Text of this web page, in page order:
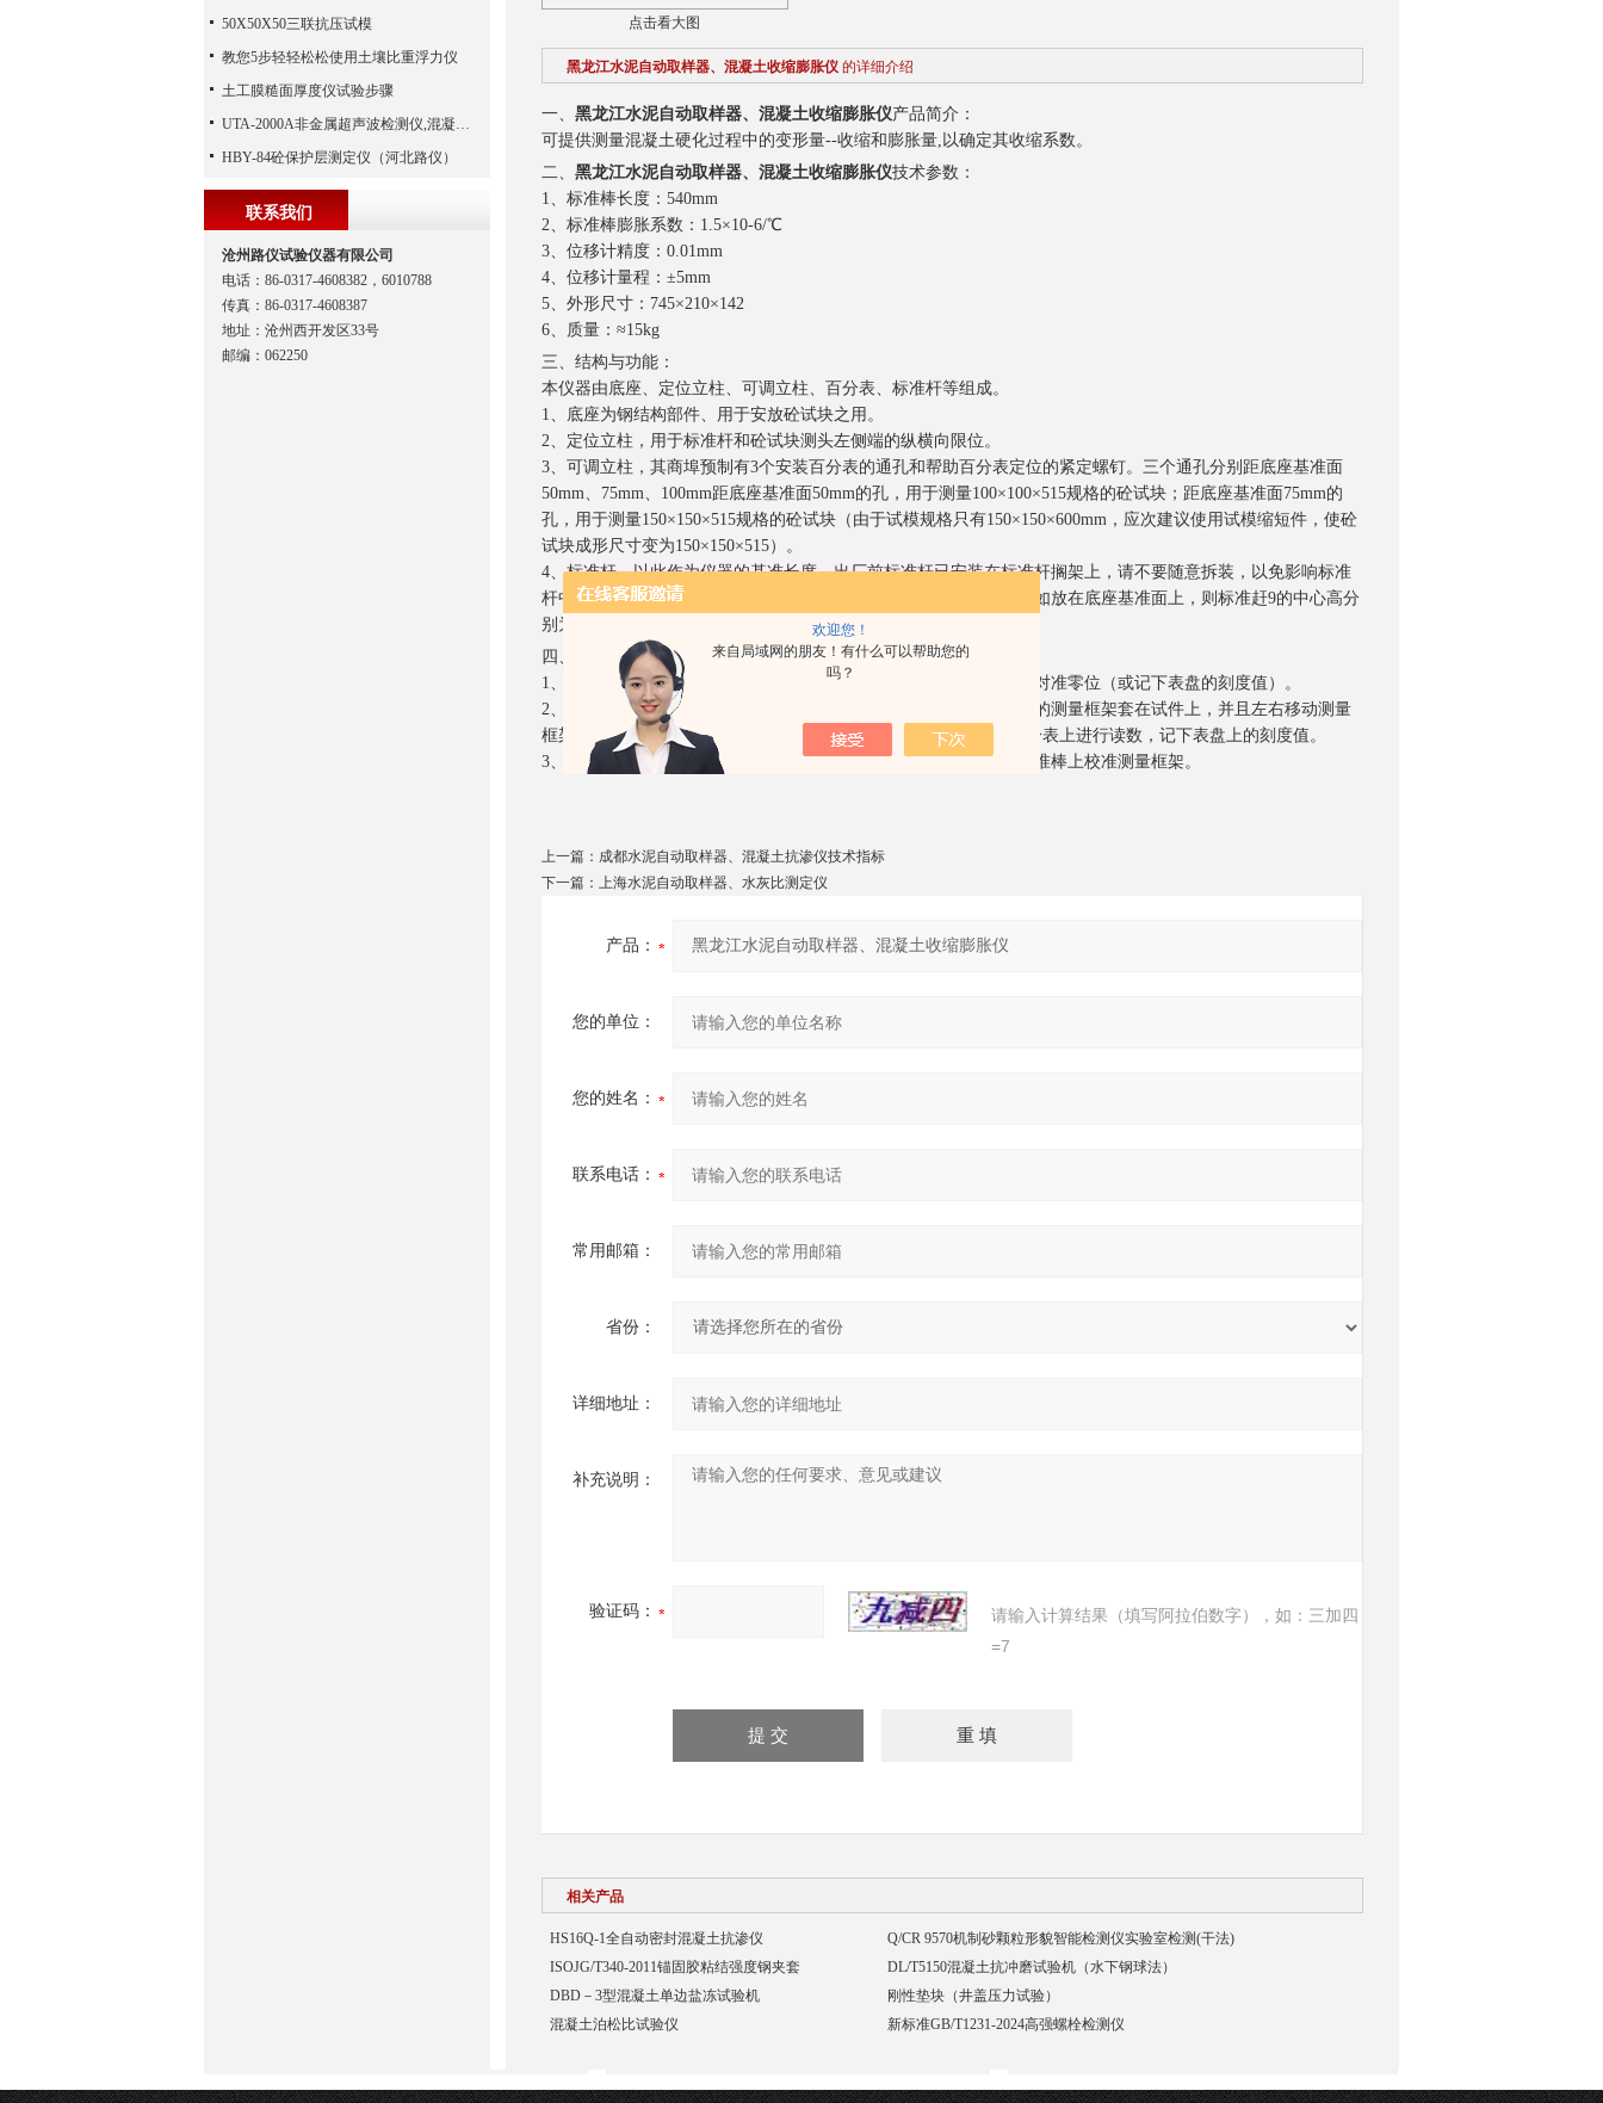
欢迎您！
来自局域网的朋友！有什么可以帮助您的
吗？
点击看大图
黑龙江水泥自动取样器、混凝土收缩膨胀仪 的详细介绍
一、 黑龙江水泥自动取样器、混凝土收缩膨胀仪产品简介：
可提供测量混凝土硬化过程中的变形量--收缩和膨胀量,以确定其收缩系数。
二、 黑龙江水泥自动取样器、混凝土收缩膨胀仪技术参数：
1、标准棒长度：540mm
2、标准棒膨胀系数：1.5×10-6/℃
3、位移计精度：0.01mm
4、位移计量程：±5mm
5、外形尺寸：745×210×142
6、质量：≈15kg
三、 结构与功能：
本仪器由底座、定位立柱、可调立柱、百分表、标准杆等组成。
1、底座为钢结构部件、用于安放砼试块之用。
2、定位立柱，用于标准杆和砼试块测头左侧端的纵横向限位。
3、可调立柱，其商埠预制有3个安装百分表的通孔和帮助百分表定位的紧定螺钉。三个通孔分别距底座基准面
50mm、75mm、100mm距底座基准面50mm的孔，用于测量100×100×515规格的砼试块；距底座基准面75mm的
孔，用于测量150×150×515规格的砼试块（由于试模规格只有150×150×600mm，应次建议使用试模缩短件，使砼
试块成形尺寸变为150×150×515）。
4、标准杆，以此作为仪器的基准长度。出厂前标准杆已安装在标准杆搁架上，请不要随意拆装，以免影响标准
杆中心高度的准确性。标准杆各侧面的50、75、100字样，表示该处如放在底座基准面上，则标准赶9的中心高分
别为50mm、75mm、100mm。
四、
操作规程：
1、测定试件变形量前，必须先在标准棒上校准测量框架，使百分表对准零位（或记下表盘的刻度值）。
2、将制作好的试件两端擦拭干净，然后放置在工作台上，将校准过的测量框架套在试件上，并且左右移动测量
框架，使试件的顶头与测量框架的测量头准确接触，此时即可在百分表上进行读数，记下表盘上的刻度值。
3、如果实验不是连续进行的或实验历时较久后，在测试前须先在标准棒上校准测量框架。
上一篇： 成都水泥自动取样器、混凝土抗渗仪技术指标
下一篇： 上海水泥自动取样器、水灰比测定仪
产品：
您的单位：
您的姓名：
联系电话：
常用邮箱：
省份：
详细地址：
补充说明：
验证码：
请输入计算结果（填写阿拉伯数字），如：三加四
=7
相关产品
HS16Q-1全自动密封混凝土抗渗仪
Q/CR 9570机制砂颗粒形貌智能检测仪实验室检测(干法)
ISOJG/T340-2011锚固胶粘结强度钢夹套
DL/T5150混凝土抗冲磨试验机（水下钢球法）
DBD－3型混凝土单边盐冻试验机
刚性垫块（井盖压力试验）
混凝土泊松比试验仪
新标准GB/T1231-2024高强螺栓检测仪
50X50X50三联抗压试模
教您5步轻轻松松使用土壤比重浮力仪
土工膜糙面厚度仪试验步骤
UTA-2000A非金属超声波检测仪,混凝土超声波检测仪,非金属超声分析仪（河北路仪）
HBY-84砼保护层测定仪（河北路仪）
联系我们
沧州路仪试验仪器有限公司
电话：86-0317-4608382，6010788
传真：86-0317-4608387
地址：沧州西开发区33号
邮编：062250